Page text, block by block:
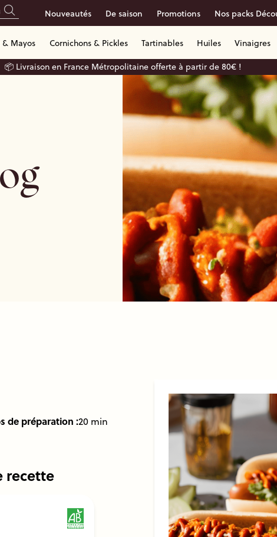
Nouveautés De saison Promotions Nos packs
& Mayos Cornichons & Pickles Tartinables Huiles Vinaigres
📦 Livraison en France Métropolitaine offerte à partir de 80€ !
de préparation :20 min
recette